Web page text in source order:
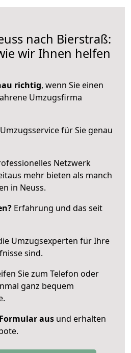
nach Bierstraß:
wir Ihnen helfen
richtig, wenn Sie einen
Umzugsfirma
für Sie genau
Netzwerk
mehr bieten als manch
in Neuss.
Erfahrung und das seit
Umzugsexperten für Ihre
sind.
Sie zum Telefon oder
ganz bequem
aus und erhalten